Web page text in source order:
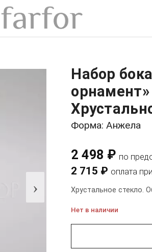
›
Набор
Форма: Анжела
2 498 ₽ по
2 715 ₽ оплата
Хрустальное стекло.
Нет в наличии